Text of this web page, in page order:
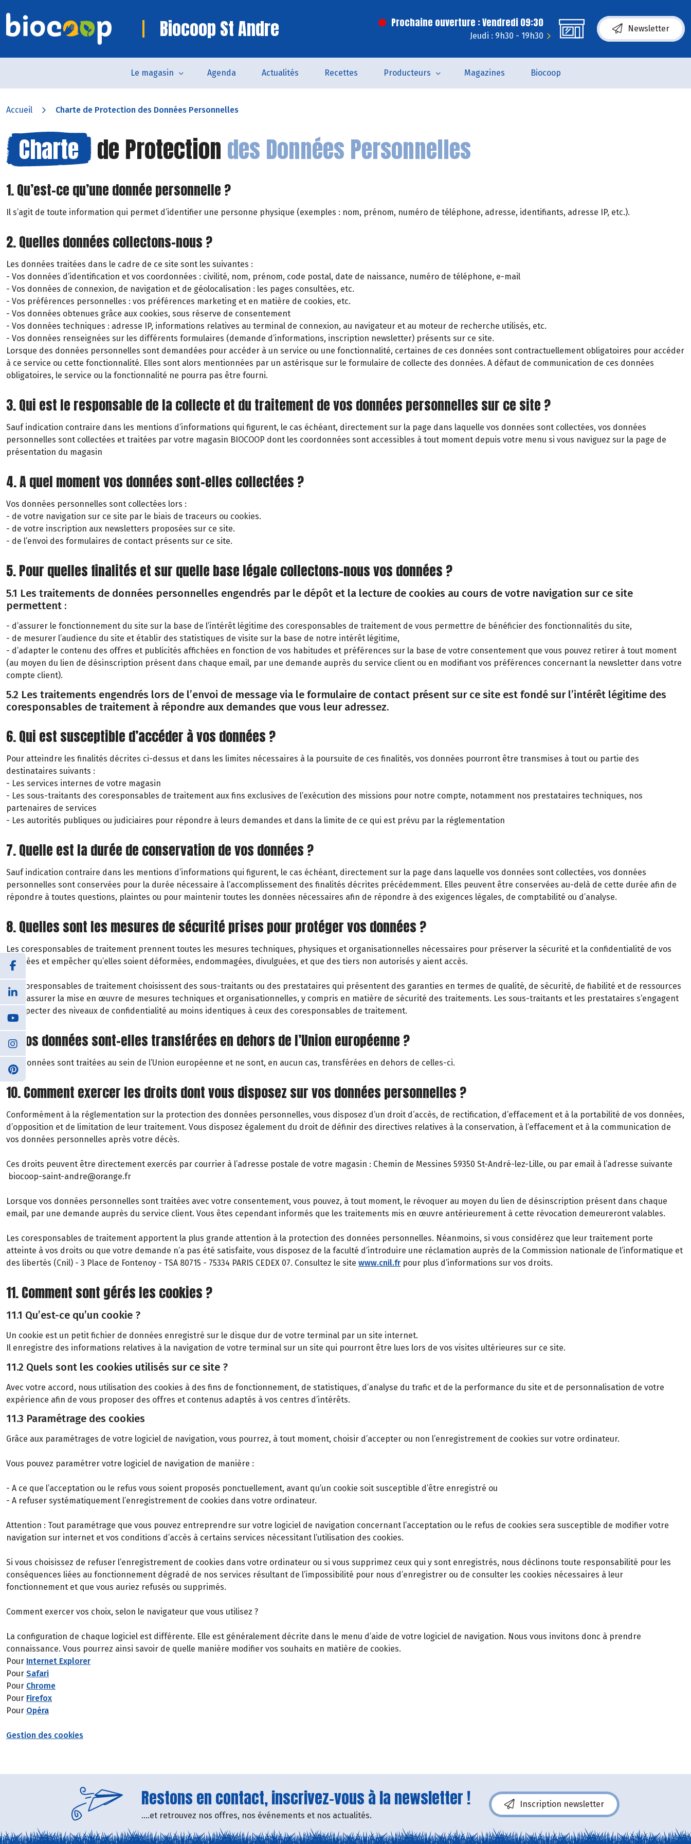
Biocoop St Andre Prochaine ouverture : Vendredi 09:30
Jeudi : 9h30 - 19h30
Newsletter
Le magasin Agenda Actualités Recettes Producteurs Magazines Biocoop
Accueil Charte de Protection des Données Personnelles
Charte de Protection des Données Personnelles
1. Qu’est-ce qu’une donnée personnelle ?
Il s’agit de toute information qui permet d’identifier une personne physique (exemples : nom, prénom, numéro de téléphone, adresse, identifiants, adresse IP, etc.).
2. Quelles données collectons-nous ?
Les données traitées dans le cadre de ce site sont les suivantes :
- Vos données d’identification et vos coordonnées : civilité, nom, prénom, code postal, date de naissance, numéro de téléphone, e-mail
- Vos données de connexion, de navigation et de géolocalisation : les pages consultées, etc.
- Vos préférences personnelles : vos préférences marketing et en matière de cookies, etc.
- Vos données obtenues grâce aux cookies, sous réserve de consentement
- Vos données techniques : adresse IP, informations relatives au terminal de connexion, au navigateur et au moteur de recherche utilisés, etc.
- Vos données renseignées sur les différents formulaires (demande d’informations, inscription newsletter) présents sur ce site.
Lorsque des données personnelles sont demandées pour accéder à un service ou une fonctionnalité, certaines de ces données sont contractuellement obligatoires pour accéder
à ce service ou cette fonctionnalité. Elles sont alors mentionnées par un astérisque sur le formulaire de collecte des données. A défaut de communication de ces données
obligatoires, le service ou la fonctionnalité ne pourra pas être fourni.
3. Qui est le responsable de la collecte et du traitement de vos données personnelles sur ce site ?
Sauf indication contraire dans les mentions d’informations qui figurent, le cas échéant, directement sur la page dans laquelle vos données sont collectées, vos données
personnelles sont collectées et traitées par votre magasin BIOCOOP dont les coordonnées sont accessibles à tout moment depuis votre menu si vous naviguez sur la page de
présentation du magasin
4. A quel moment vos données sont-elles collectées ?
Vos données personnelles sont collectées lors :
- de votre navigation sur ce site par le biais de traceurs ou cookies.
- de votre inscription aux newsletters proposées sur ce site.
- de l’envoi des formulaires de contact présents sur ce site.
5. Pour quelles finalités et sur quelle base légale collectons-nous vos données ?
5.1 Les traitements de données personnelles engendrés par le dépôt et la lecture de cookies au cours de votre navigation sur ce site
permettent :
- d’assurer le fonctionnement du site sur la base de l’intérêt légitime des coresponsables de traitement de vous permettre de bénéficier des fonctionnalités du site,
- de mesurer l’audience du site et établir des statistiques de visite sur la base de notre intérêt légitime,
- d’adapter le contenu des offres et publicités affichées en fonction de vos habitudes et préférences sur la base de votre consentement que vous pouvez retirer à tout moment
(au moyen du lien de désinscription présent dans chaque email, par une demande auprès du service client ou en modifiant vos préférences concernant la newsletter dans votre
compte client).
5.2 Les traitements engendrés lors de l’envoi de message via le formulaire de contact présent sur ce site est fondé sur l’intérêt légitime des
coresponsables de traitement à répondre aux demandes que vous leur adressez.
6. Qui est susceptible d’accéder à vos données ?
Pour atteindre les finalités décrites ci-dessus et dans les limites nécessaires à la poursuite de ces finalités, vos données pourront être transmises à tout ou partie des
destinataires suivants :
- Les services internes de votre magasin
- Les sous-traitants des coresponsables de traitement aux fins exclusives de l’exécution des missions pour notre compte, notamment nos prestataires techniques, nos
partenaires de services
- Les autorités publiques ou judiciaires pour répondre à leurs demandes et dans la limite de ce qui est prévu par la réglementation
7. Quelle est la durée de conservation de vos données ?
Sauf indication contraire dans les mentions d’informations qui figurent, le cas échéant, directement sur la page dans laquelle vos données sont collectées, vos données
personnelles sont conservées pour la durée nécessaire à l’accomplissement des finalités décrites précédemment. Elles peuvent être conservées au-delà de cette durée afin de
répondre à toutes questions, plaintes ou pour maintenir toutes les données nécessaires afin de répondre à des exigences légales, de comptabilité ou d’analyse.
8. Quelles sont les mesures de sécurité prises pour protéger vos données ?
Les coresponsables de traitement prennent toutes les mesures techniques, physiques et organisationnelles nécessaires pour préserver la sécurité et la confidentialité de vos
données et empêcher qu’elles soient déformées, endommagées, divulguées, et que des tiers non autorisés y aient accès.
Les coresponsables de traitement choisissent des sous-traitants ou des prestataires qui présentent des garanties en termes de qualité, de sécurité, de fiabilité et de ressources
pour assurer la mise en œuvre de mesures techniques et organisationnelles, y compris en matière de sécurité des traitements. Les sous-traitants et les prestataires s’engagent
à respecter des niveaux de confidentialité au moins identiques à ceux des coresponsables de traitement.
9. Vos données sont-elles transférées en dehors de l’Union européenne ?
Vos données sont traitées au sein de l’Union européenne et ne sont, en aucun cas, transférées en dehors de celles-ci.
10. Comment exercer les droits dont vous disposez sur vos données personnelles ?
Conformément à la réglementation sur la protection des données personnelles, vous disposez d’un droit d’accès, de rectification, d’effacement et à la portabilité de vos données,
d’opposition et de limitation de leur traitement. Vous disposez également du droit de définir des directives relatives à la conservation, à l’effacement et à la communication de
vos données personnelles après votre décès.
Ces droits peuvent être directement exercés par courrier à l’adresse postale de votre magasin : Chemin de Messines 59350 St-André-lez-Lille, ou par email à l’adresse suivante
biocoop-saint-andre@orange.fr
Lorsque vos données personnelles sont traitées avec votre consentement, vous pouvez, à tout moment, le révoquer au moyen du lien de désinscription présent dans chaque
email, par une demande auprès du service client. Vous êtes cependant informés que les traitements mis en œuvre antérieurement à cette révocation demeureront valables.
Les coresponsables de traitement apportent la plus grande attention à la protection des données personnelles. Néanmoins, si vous considérez que leur traitement porte
atteinte à vos droits ou que votre demande n’a pas été satisfaite, vous disposez de la faculté d’introduire une réclamation auprès de la Commission nationale de l’informatique et
des libertés (Cnil) - 3 Place de Fontenoy - TSA 80715 - 75334 PARIS CEDEX 07. Consultez le site www.cnil.fr pour plus d’informations sur vos droits.
11. Comment sont gérés les cookies ?
11.1 Qu’est-ce qu’un cookie ?
Un cookie est un petit fichier de données enregistré sur le disque dur de votre terminal par un site internet.
Il enregistre des informations relatives à la navigation de votre terminal sur un site qui pourront être lues lors de vos visites ultérieures sur ce site.
11.2 Quels sont les cookies utilisés sur ce site ?
Avec votre accord, nous utilisation des cookies à des fins de fonctionnement, de statistiques, d’analyse du trafic et de la performance du site et de personnalisation de votre
expérience afin de vous proposer des offres et contenus adaptés à vos centres d’intérêts.
11.3 Paramétrage des cookies
Grâce aux paramétrages de votre logiciel de navigation, vous pourrez, à tout moment, choisir d’accepter ou non l’enregistrement de cookies sur votre ordinateur.
Vous pouvez paramétrer votre logiciel de navigation de manière :
- A ce que l’acceptation ou le refus vous soient proposés ponctuellement, avant qu’un cookie soit susceptible d’être enregistré ou
- A refuser systématiquement l’enregistrement de cookies dans votre ordinateur.
Attention : Tout paramétrage que vous pouvez entreprendre sur votre logiciel de navigation concernant l’acceptation ou le refus de cookies sera susceptible de modifier votre
navigation sur internet et vos conditions d’accès à certains services nécessitant l’utilisation des cookies.
Si vous choisissez de refuser l’enregistrement de cookies dans votre ordinateur ou si vous supprimez ceux qui y sont enregistrés, nous déclinons toute responsabilité pour les
conséquences liées au fonctionnement dégradé de nos services résultant de l’impossibilité pour nous d’enregistrer ou de consulter les cookies nécessaires à leur
fonctionnement et que vous auriez refusés ou supprimés.
Comment exercer vos choix, selon le navigateur que vous utilisez ?
La configuration de chaque logiciel est différente. Elle est généralement décrite dans le menu d’aide de votre logiciel de navigation. Nous vous invitons donc à prendre
connaissance. Vous pourrez ainsi savoir de quelle manière modifier vos souhaits en matière de cookies.
Pour Internet Explorer
Pour Safari
Pour Chrome
Pour Firefox
Pour Opéra
Gestion des cookies
Restons en contact, inscrivez-vous à la newsletter !
....et retrouvez nos offres, nos événements et nos actualités.
Inscription newsletter